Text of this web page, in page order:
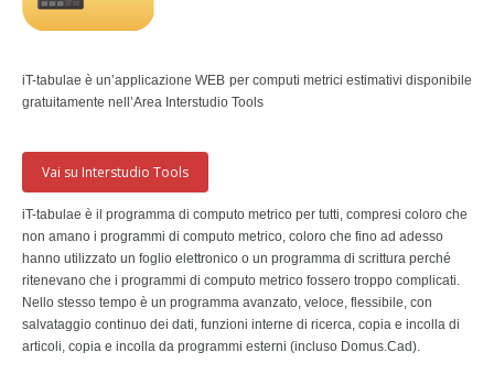
iT-tabulae è un’applicazione WEB per computi metrici estimativi disponibile
gratuitamente nell’Area Interstudio Tools
Vai su Interstudio Tools
iT-tabulae è il programma di computo metrico per tutti, compresi coloro che
non amano i programmi di computo metrico, coloro che fino ad adesso
hanno utilizzato un foglio elettronico o un programma di scrittura perché
ritenevano che i programmi di computo metrico fossero troppo complicati.
Nello stesso tempo è un programma avanzato, veloce, flessibile, con
salvataggio continuo dei dati, funzioni interne di ricerca, copia e incolla di
articoli, copia e incolla da programmi esterni (incluso Domus.Cad).